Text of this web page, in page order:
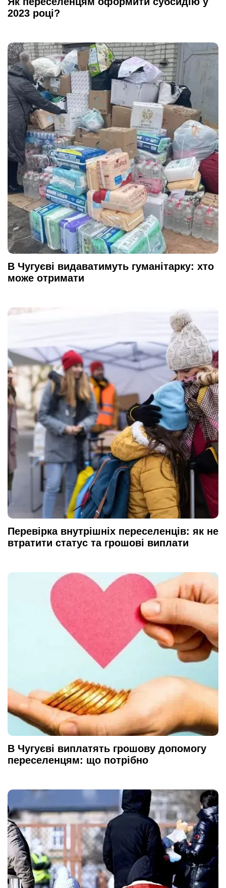
2023 році?
В Чугуєві видаватимуть гуманітарку: хто
може отримати
Перевірка внутрішніх переселенців: як не
втратити статус та грошові виплати
В Чугуєві виплатять грошову допомогу
переселенцям: що потрібно